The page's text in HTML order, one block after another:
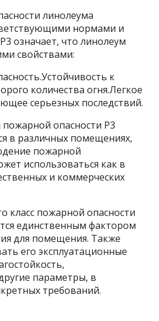
линолеума
нормами и
означает, что линолеум
свойствами:
к
количества огня.Легкое
серьезных последствий.
опасности Р3
в различных помещениях,
пожарной
использоваться как в
и коммерческих
класс пожарной опасности
единственным фактором
для помещения. Также
его эксплуатационные
параметры, в
требований.